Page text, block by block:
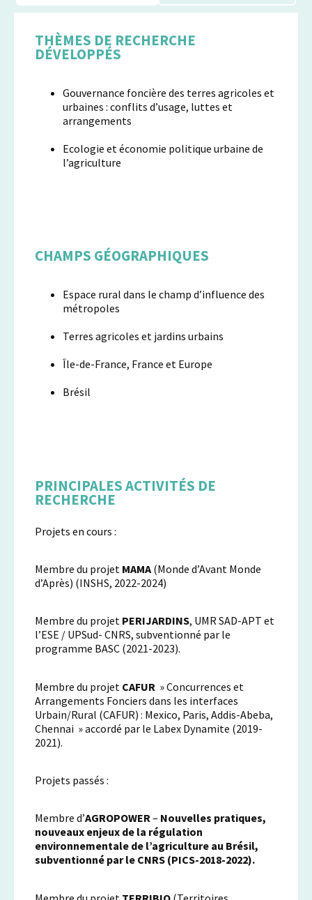
THÈMES DE RECHERCHE
DÉVELOPPÉS
Gouvernance foncière des terres agricoles et
urbaines : conflits d’usage, luttes et
arrangements
Ecologie et économie politique urbaine de
l’agriculture
CHAMPS GÉOGRAPHIQUES
Espace rural dans le champ d’influence des
métropoles
Terres agricoles et jardins urbains
Île-de-France, France et Europe
Brésil
PRINCIPALES ACTIVITÉS DE
RECHERCHE
Projets en cours :
Membre du projet MAMA (Monde d’Avant Monde
d’Après) (INSHS, 2022-2024)
Membre du projet PERIJARDINS, UMR SAD-APT et
l’ESE / UPSud- CNRS, subventionné par le
programme BASC (2021-2023).
Membre du projet CAFUR » Concurrences et
Arrangements Fonciers dans les interfaces
Urbain/Rural (CAFUR) : Mexico, Paris, Addis-Abeba,
Chennai » accordé par le Labex Dynamite (2019-
2021).
Projets passés :
Membre d’AGROPOWER– Nouvelles pratiques,
nouveaux enjeux de la régulation
environnementale de l’agriculture au Brésil,
subventionné par le CNRS (PICS-2018-2022).